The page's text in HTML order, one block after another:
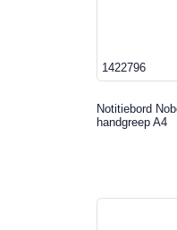
1422796
Notitiebord
handgreep A4